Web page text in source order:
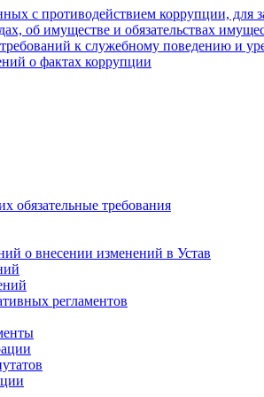
с противодействием коррупции, для
об имуществе и обязательствах
к служебному поведению и
о фактах коррупции
обязательные требования
о внесении изменений в Устав
регламентов